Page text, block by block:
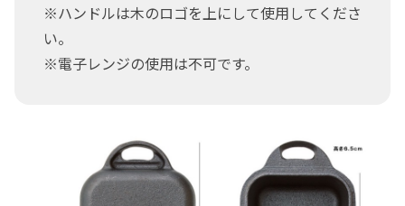
※ハンドルは木のロゴを上にして使用してくださ
い。
※電子レンジの使用は不可です。